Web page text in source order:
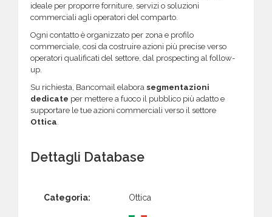
ideale per proporre forniture, servizi o soluzioni
commerciali agli operatori del comparto.
Ogni contatto è organizzato per zona e profilo
commerciale, così da costruire azioni più precise verso
operatori qualificati del settore, dal prospecting al follow-
up.
Su richiesta, Bancomail elabora segmentazioni
dedicate per mettere a fuoco il pubblico più adatto e
supportare le tue azioni commerciali verso il settore
Ottica.
Dettagli Database
Categoria: Ottica